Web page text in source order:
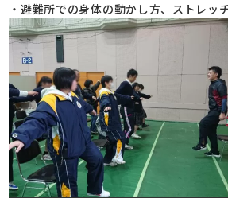
・避難所での身体の動かし方、ストレッ